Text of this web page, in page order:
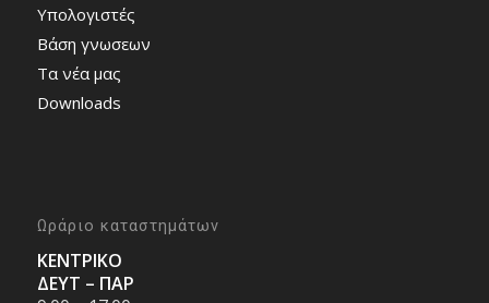
Υπολογιστές
Bάση γνωσεων
Τα νέα μας
Downloads
Ωράριο καταστημάτων
ΚΕΝΤΡΙΚΟ
ΔΕΥΤ – ΠΑΡ